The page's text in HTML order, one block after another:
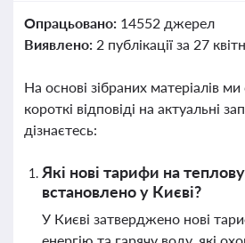
Опрацьовано: 14552 джерел
Виявлено: 2 публікації за 27
На основі зібраних матеріалів
короткі відповіді на актуальні
дізнаєтесь:
Які нові тарифи на
встановлено у Києві?
У Києві затверджено нові